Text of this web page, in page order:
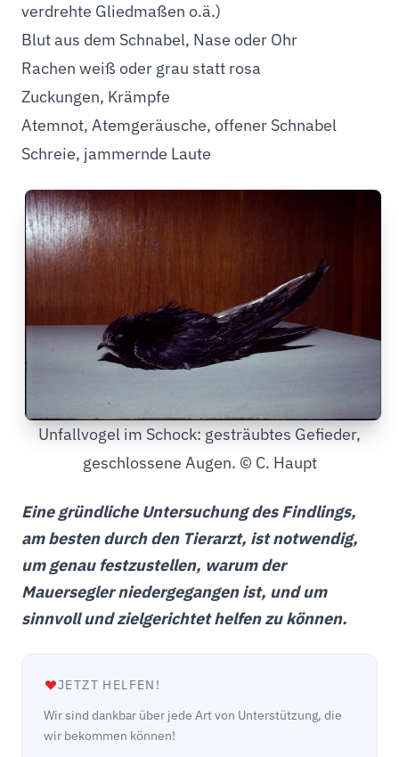
verdrehte Gliedmaßen o.ä.)
Blut aus dem Schnabel, Nase oder Ohr
Rachen weiß oder grau statt rosa
Zuckungen, Krämpfe
Atemnot, Atemgeräusche, offener Schnabel
Schreie, jammernde Laute
Unfallvogel im Schock: gesträubtes Gefieder,
geschlossene Augen. © C. Haupt
Eine gründliche Untersuchung des Findlings,
am besten durch den Tierarzt, ist notwendig,
um genau festzustellen, warum der
Mauersegler niedergegangen ist, und um
sinnvoll und zielgerichtet helfen zu können.
JETZT HELFEN!
Wir sind dankbar über jede Art von Unterstützung, die
wir bekommen können!